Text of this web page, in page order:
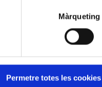
Màrqueting
Permetre totes les cookies